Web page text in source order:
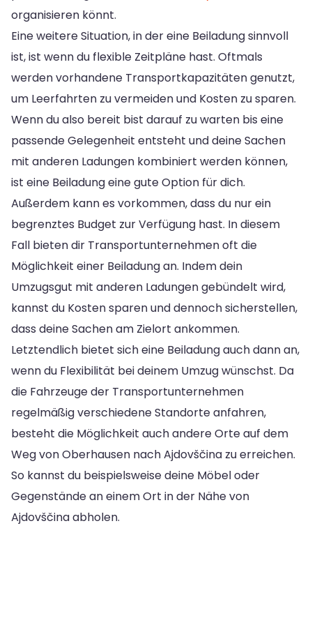
organisieren könnt.
Eine weitere Situation, in der eine Beiladung sinnvoll
ist, ist wenn du flexible Zeitpläne hast. Oftmals
werden vorhandene Transportkapazitäten genutzt,
um Leerfahrten zu vermeiden und Kosten zu sparen.
Wenn du also bereit bist darauf zu warten bis eine
passende Gelegenheit entsteht und deine Sachen
mit anderen Ladungen kombiniert werden können,
ist eine Beiladung eine gute Option für dich.
Außerdem kann es vorkommen, dass du nur ein
begrenztes Budget zur Verfügung hast. In diesem
Fall bieten dir Transportunternehmen oft die
Möglichkeit einer Beiladung an. Indem dein
Umzugsgut mit anderen Ladungen gebündelt wird,
kannst du Kosten sparen und dennoch sicherstellen,
dass deine Sachen am Zielort ankommen.
Letztendlich bietet sich eine Beiladung auch dann an,
wenn du Flexibilität bei deinem Umzug wünschst. Da
die Fahrzeuge der Transportunternehmen
regelmäßig verschiedene Standorte anfahren,
besteht die Möglichkeit auch andere Orte auf dem
Weg von Oberhausen nach Ajdovščina zu erreichen.
So kannst du beispielsweise deine Möbel oder
Gegenstände an einem Ort in der Nähe von
Ajdovščina abholen.